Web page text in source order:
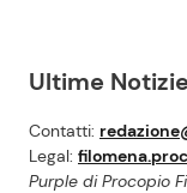
Ultime
Contatti:
Legal:
Purple di Procopio